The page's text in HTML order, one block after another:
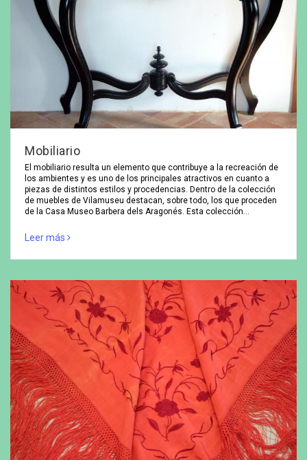
Mobiliario
El mobiliario resulta un elemento que contribuye a la recreación de
los ambientes y es uno de los principales atractivos en cuanto a
piezas de distintos estilos y procedencias. Dentro de la colección
de muebles de Vilamuseu destacan, sobre todo, los que proceden
de la Casa Museo Barbera dels Aragonés. Esta colección…
Leer más